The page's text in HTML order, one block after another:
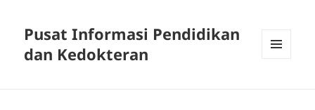
Pusat Informasi Pendidikan
dan Kedokteran